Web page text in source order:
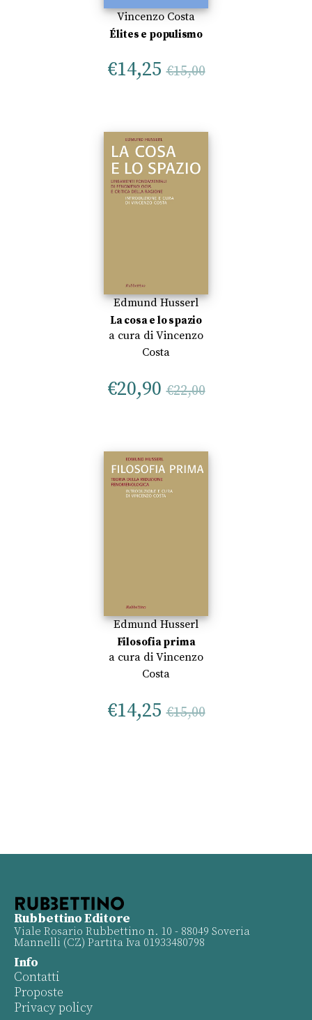
Vincenzo Costa
Élites e populismo
€14,25 €15,00
Edmund Husserl
La cosa e lo spazio
a cura di Vincenzo
Costa
€20,90 €22,00
Edmund Husserl
Filosofia prima
a cura di Vincenzo
Costa
€14,25 €15,00
Rubbettino Editore
Viale Rosario Rubbettino n. 10 - 88049 Soveria
Mannelli (CZ) Partita Iva 01933480798
Info
Contatti
Proposte
Privacy policy